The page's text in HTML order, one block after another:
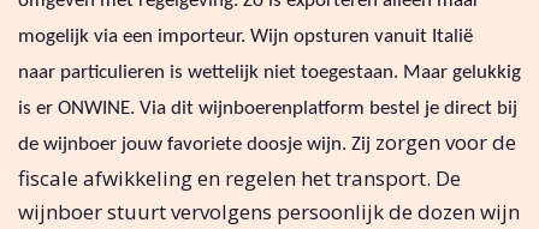
mogelijk via een importeur. Wijn opsturen vanuit Italië
naar particulieren is wettelijk niet toegestaan. Maar gelukkig
is er ONWINE. Via dit wijnboerenplatform bestel je direct bij
de wijnboer jouw favoriete doosje wijn. Zij zorgen voor de
fiscale afwikkeling en regelen het transport. De
wijnboer stuurt vervolgens persoonlijk de dozen wijn